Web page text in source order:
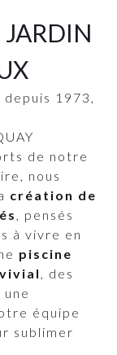
depuis 1973,
de notre
nous
création de
, pensés
à vivre en
piscine
, des
équipe
sublimer